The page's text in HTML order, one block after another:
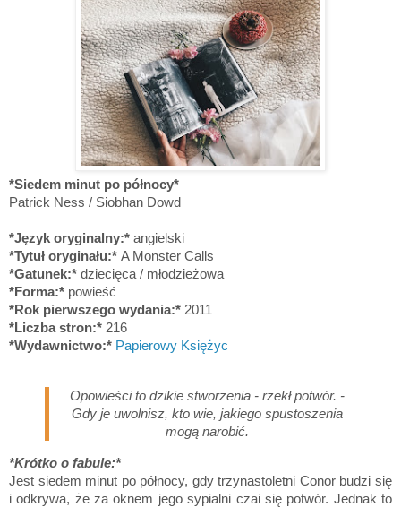
*Siedem minut po północy*
Patrick Ness / Siobhan Dowd
*Język oryginalny:* angielski
*Tytuł oryginału:* A Monster Calls
*Gatunek:* dziecięca / młodzieżowa
*Forma:* powieść
*Rok pierwszego wydania:* 2011
*Liczba stron:* 216
*Wydawnictwo:* Papierowy Księżyc
Opowieści to dzikie stworzenia - rzekł potwór. -
Gdy je uwolnisz, kto wie, jakiego spustoszenia
mogą narobić.
*Krótko o fabule:*
Jest siedem minut po północy, gdy trzynastoletni Conor budzi się
i odkrywa, że za oknem jego sypialni czai się potwór. Jednak to